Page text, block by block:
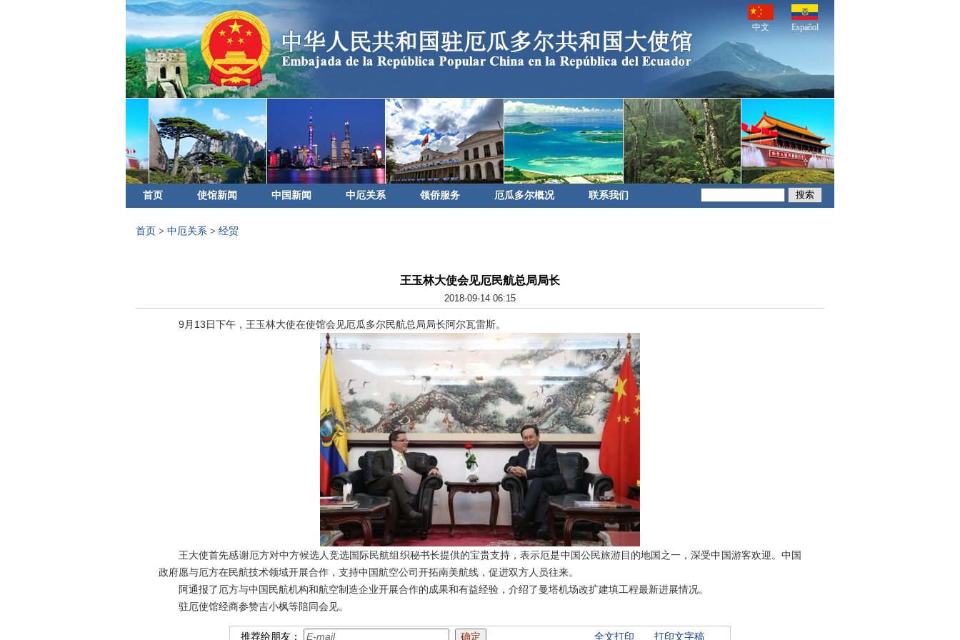
中文 Español
首页 使馆新闻 中国新闻 中厄关系 领侨服务 厄瓜多尔概况 联系我们
首页 > 中厄关系 > 经贸
王玉林大使会见厄民航总局局长
2018-09-14 06:15
9月13日下午，王玉林大使在使馆会见厄瓜多尔民航总局局长阿尔瓦雷斯。
王大使首先感谢厄方对中方候选人竞选国际民航组织秘书长提供的宝贵支持，表示厄是中国公民旅游目的地国之一，深受中国游客欢迎。中国
政府愿与厄方在民航技术领域开展合作，支持中国航空公司开拓南美航线，促进双方人员往来。
阿通报了厄方与中国民航机构和航空制造企业开展合作的成果和有益经验，介绍了曼塔机场改扩建填工程最新进展情况。
驻厄使馆经商参赞吉小枫等陪同会见。
推荐给朋友： 全文打印 打印文字稿